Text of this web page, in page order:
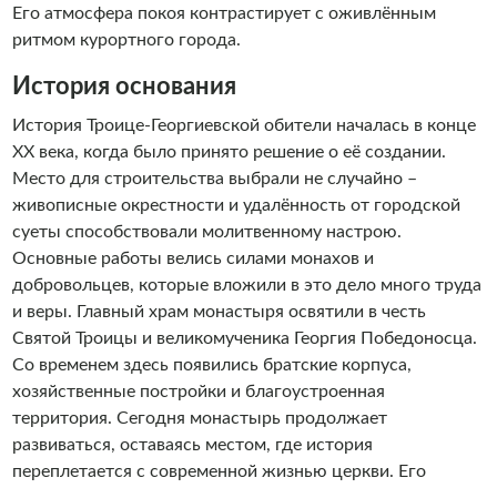
Его атмосфера покоя контрастирует с оживлённым
ритмом курортного города.
История основания
История Троице-Георгиевской обители началась в конце
XX века, когда было принято решение о её создании.
Место для строительства выбрали не случайно –
живописные окрестности и удалённость от городской
суеты способствовали молитвенному настрою.
Основные работы велись силами монахов и
добровольцев, которые вложили в это дело много труда
и веры. Главный храм монастыря освятили в честь
Святой Троицы и великомученика Георгия Победоносца.
Со временем здесь появились братские корпуса,
хозяйственные постройки и благоустроенная
территория. Сегодня монастырь продолжает
развиваться, оставаясь местом, где история
переплетается с современной жизнью церкви. Его